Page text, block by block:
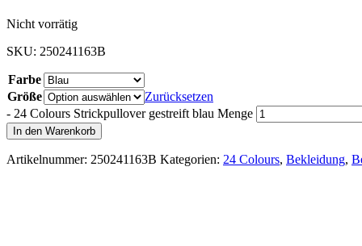
Nicht vorrätig
SKU: 250241163B
Farbe
Größe
Zurücksetzen
- 24 Colours Strickpullover gestreift blau Menge
In den Warenkorb
Artikelnummer: 250241163B Kategorien: 24 Colours, Bekleidung,